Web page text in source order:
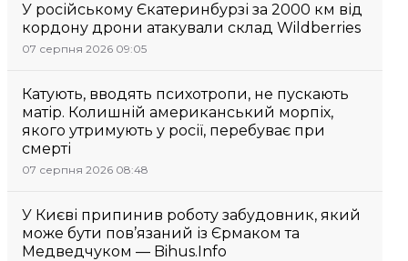
У російському Єкатеринбурзі за 2000 км від
кордону дрони атакували склад Wildberries
07 серпня 2026 09:05
Катують, вводять психотропи, не пускають
матір. Колишній американський морпіх,
якого утримують у росії, перебуває при
смерті
07 серпня 2026 08:48
У Києві припинив роботу забудовник, який
може бути пов’язаний із Єрмаком та
Медведчуком — Bihus.Info